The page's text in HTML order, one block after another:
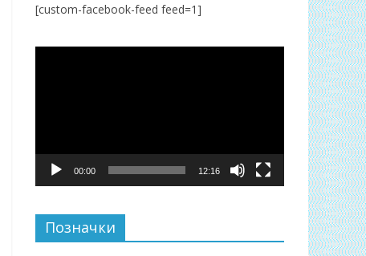
[custom-facebook-feed feed=1]
00:00 12:16
Позначки